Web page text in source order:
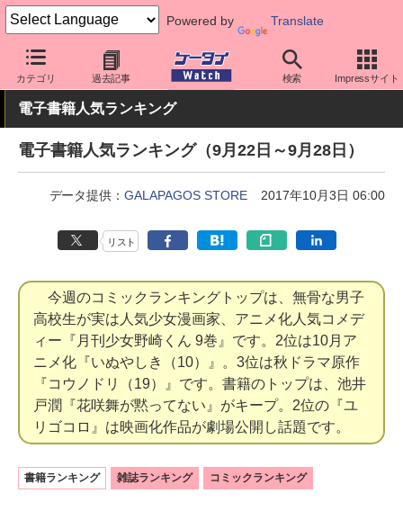
Powered by Translate
カテゴリ 過去記事 検索 Impressサイト
ケータイ Watch 業界動向 調査
電子書籍人気ランキング
電子書籍人気ランキング（9月22日～9月28日）
データ提供：GALAPAGOS STORE 2017年10月3日 06:00
リスト
今週のコミックランキングトップは、無骨な男子
高校生が実は人気少女漫画家、アニメ化人気コメデ
ィー『月刊少女野崎くん 9巻』です。2位は10月ア
ニメ化『いぬやしき（10）』。3位は秋ドラマ原作
『コウノドリ（19）』です。書籍のトップは、池井
戸潤『花咲舞が黙ってない』がキープ。2位の『ユ
リゴコロ』は映画化作品が劇場公開し話題です。
書籍ランキング 雑誌ランキング コミックランキング